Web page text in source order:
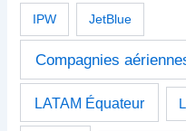
IPW JetBlue
Compagnies
LATAM Équateur